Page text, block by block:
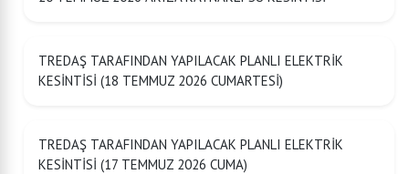
TREDAŞ TARAFINDAN YAPILACAK PLANLI ELEKTRİK
KESİNTİSİ (18 TEMMUZ 2026 CUMARTESİ)
TREDAŞ TARAFINDAN YAPILACAK PLANLI ELEKTRİK
KESİNTİSİ (17 TEMMUZ 2026 CUMA)